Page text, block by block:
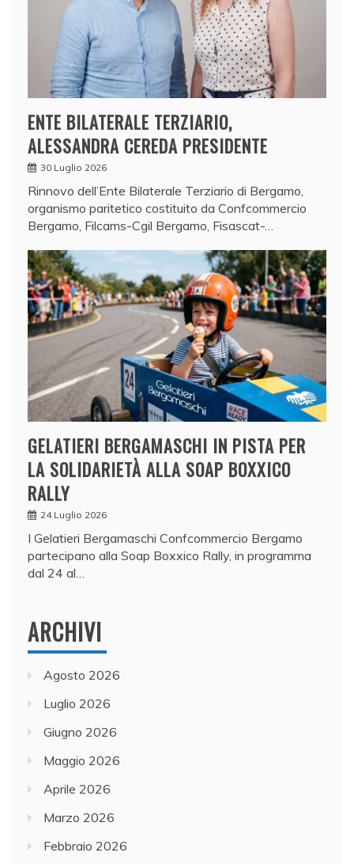
ENTE BILATERALE TERZIARIO,
ALESSANDRA CEREDA PRESIDENTE
30 Luglio 2026
Rinnovo dell’Ente Bilaterale Terziario di Bergamo,
organismo paritetico costituito da Confcommercio
Bergamo, Filcams-Cgil Bergamo, Fisascat-…
GELATIERI BERGAMASCHI IN PISTA PER
LA SOLIDARIETÀ ALLA SOAP BOXXICO
RALLY
24 Luglio 2026
I Gelatieri Bergamaschi Confcommercio Bergamo
partecipano alla Soap Boxxico Rally, in programma
dal 24 al…
ARCHIVI
Agosto 2026
Luglio 2026
Giugno 2026
Maggio 2026
Aprile 2026
Marzo 2026
Febbraio 2026